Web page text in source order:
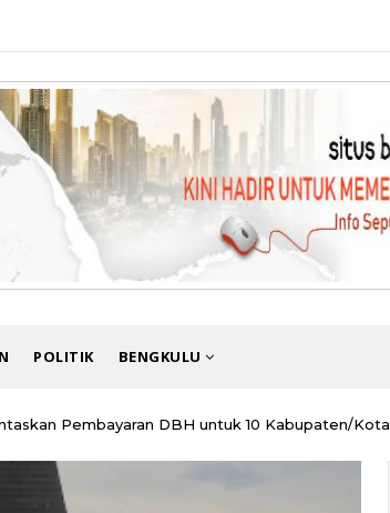
POLITIK BENGKULU
Pembayaran DBH untuk 10 Kabupaten/Kota